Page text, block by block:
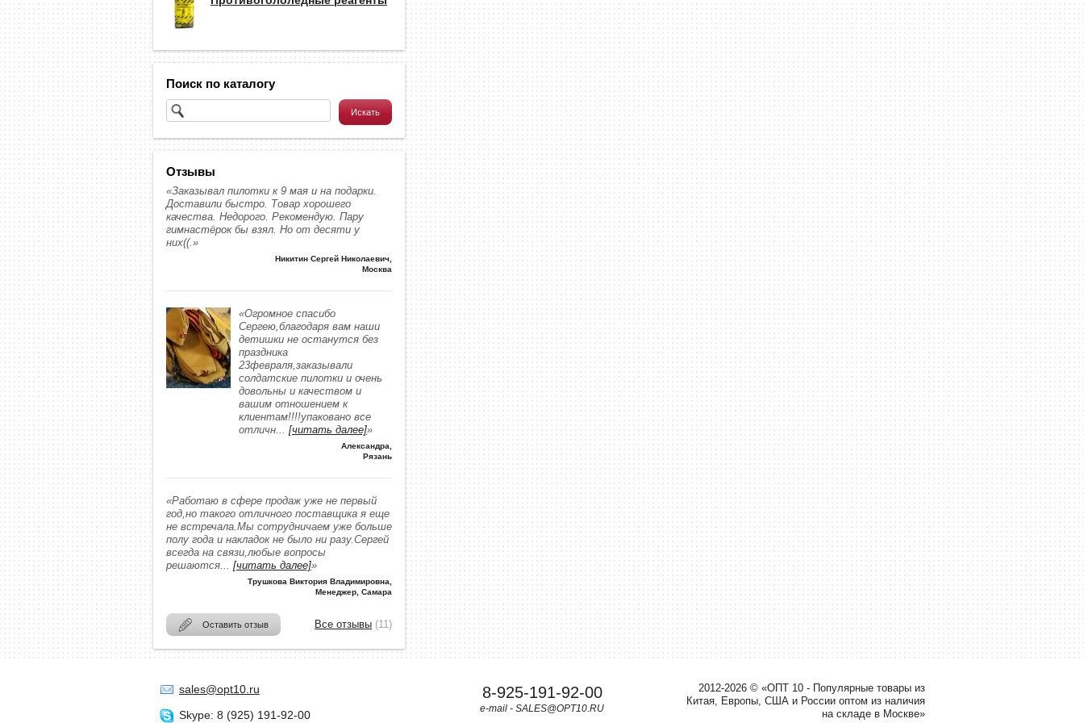
Поиск по каталогу
Отзывы
«Заказывал пилотки к 9 мая и на подарки.
Доставили быстро. Товар хорошего
качества. Недорого. Рекомендую. Пару
гимнастёрок бы взял. Но от десяти у
них((.»
Никитин Сергей Николаевич
Москва
«Огромное спасибо
Сергею,благодаря вам наши
детишки не останутся без
праздника
23февраля,заказывали
солдатские пилотки и очень
довольны и качеством и
вашим отношением к
клиентам!!!!упаковано все
отличн... [читать далее]»
Александра
Рязань
«Работаю в сфере продаж уже не первый
год,но такого отличного поставщика я еще
не встречала.Мы сотрудничаем уже больше
полу года и накладок не было ни разу.Сергей
всегда на связи,любые вопросы
решаются... [читать далее]»
Трушкова Виктория Владимировна
Менеджер, Самара
Оставить отзыв Все отзывы (11)
sales@opt10.ru
Skype: 8 (925) 191-92-00
2012-2026 © «ОПТ 10 - Популярные товары из
Китая, Европы, США и России оптом из наличия
на складе в Москве»
8-925-191-92-00
e-mail - SALES@OPT10.RU